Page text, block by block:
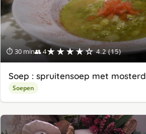
⏱ 30 min👥 4★★★★☆ 4.2 (15)
Soep : spruitensoep met mosterd
Soepen